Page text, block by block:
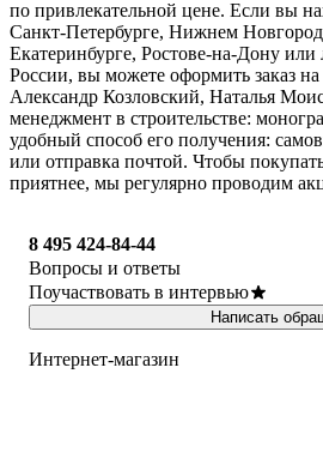
по привлекательной цене. Если вы
Санкт-Петербурге, Нижнем
Екатеринбурге, Ростове-на-Дону
России, вы можете оформить заказ
Александр Козловский, Наталья
менеджмент в строительстве:
удобный способ его получения:
или отправка почтой. Чтобы
приятнее, мы регулярно проводим
8 495 424-84-44
Вопросы и ответы
Поучаствовать в интервью
Написать
Интернет-магазин